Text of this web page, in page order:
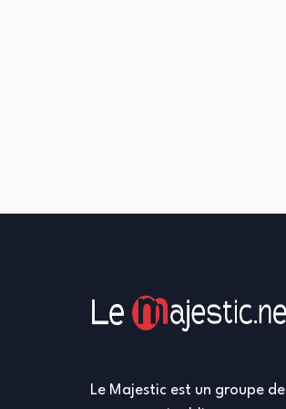
Le Majestic est un groupe de